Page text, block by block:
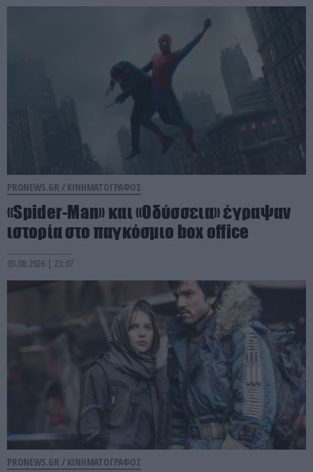
PRONEWS.GR / ΚΙΝΗΜΑΤΟΓΡΑΦΟΣ
«Spider-Man» και «Οδύσσεια» έγραψαν
ιστορία στο παγκόσμιο box office
03.08.2026 | 23:07
PRONEWS.GR / ΚΙΝΗΜΑΤΟΓΡΑΦΟΣ